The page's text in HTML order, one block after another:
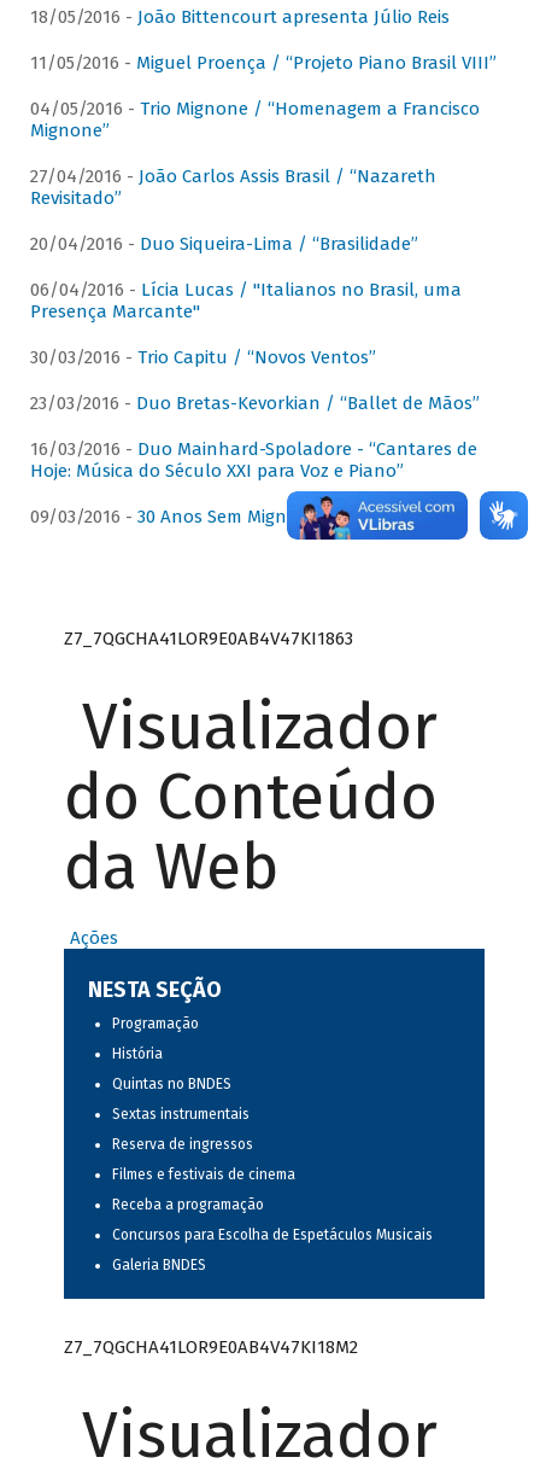
18/05/2016 - João Bittencourt apresenta Júlio Reis
11/05/2016 - Miguel Proença / “Projeto Piano Brasil VIII”
04/05/2016 - Trio Mignone / “Homenagem a Francisco
Mignone”
27/04/2016 - João Carlos Assis Brasil / “Nazareth
Revisitado”
20/04/2016 - Duo Siqueira-Lima / “Brasilidade”
06/04/2016 - Lícia Lucas / "Italianos no Brasil, uma
Presença Marcante"
30/03/2016 - Trio Capitu / “Novos Ventos”
23/03/2016 - Duo Bretas-Kevorkian / “Ballet de Mãos”
16/03/2016 - Duo Mainhard-Spoladore - “Cantares de
Hoje: Música do Século XXI para Voz e Piano”
09/03/2016 - 30 Anos Sem Mignone
Z7_7QGCHA41LOR9E0AB4V47KI1863
Visualizador
do Conteúdo
da Web
Ações
NESTA SEÇÃO
Programação
História
Quintas no BNDES
Sextas instrumentais
Reserva de ingressos
Filmes e festivais de cinema
Receba a programação
Concursos para Escolha de Espetáculos Musicais
Galeria BNDES
Z7_7QGCHA41LOR9E0AB4V47KI18M2
Visualizador